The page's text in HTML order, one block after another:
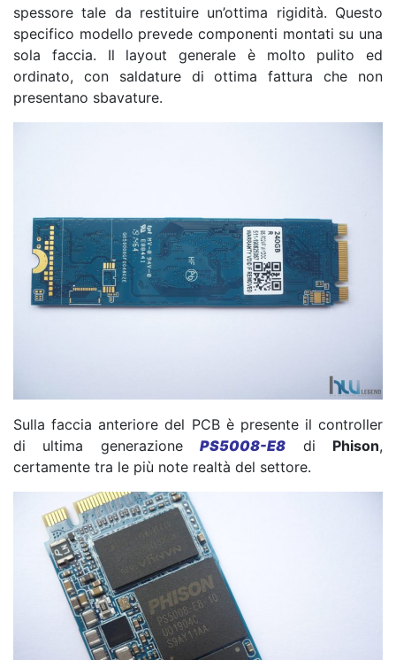
spessore tale da restituire un’ottima rigidità. Questo
specifico modello prevede componenti montati su una
sola faccia. Il layout generale è molto pulito ed
ordinato, con saldature di ottima fattura che non
presentano sbavature.
Sulla faccia anteriore del PCB è presente il controller
di ultima generazionePS5008-E8 di Phison,
certamente tra le più note realtà del settore.